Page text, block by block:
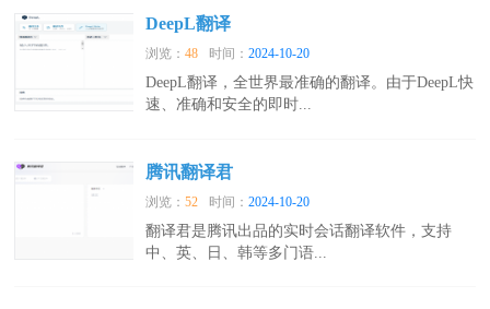
DeepL翻译
浏览：48 时间：2024-10-20
DeepL翻译，全世界最准确的翻译。由于DeepL快
速、准确和安全的即时...
腾讯翻译君
浏览：52 时间：2024-10-20
翻译君是腾讯出品的实时会话翻译软件，支持
中、英、日、韩等多门语...